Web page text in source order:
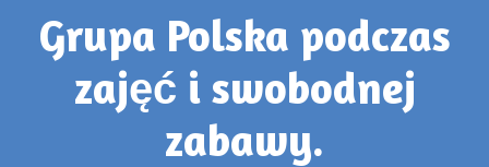
Grupa Polska podczas
zajęć i swobodnej
zabawy.